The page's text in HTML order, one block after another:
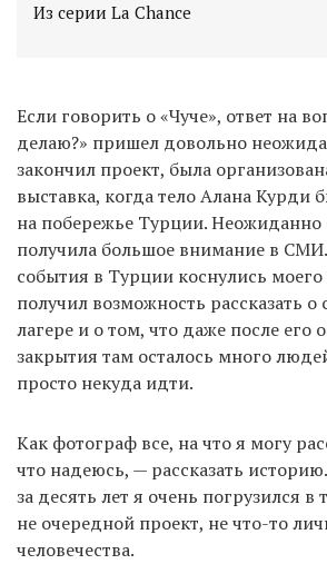
Из серии La Chance
Если говорить о «Чуче», ответ на
делаю?» пришел довольно
закончил проект, была
выставка, когда тело Алана Курди
на побережье Турции. Неожиданно
получила большое внимание в
события в Турции коснулись
получил возможность рассказать о
лагере и о том, что даже после его
закрытия там осталось много
просто некуда идти.
Как фотограф все, на что я могу
что надеюсь, — рассказать
за десять лет я очень погрузился в
не очередной проект, не что-то
человечества.